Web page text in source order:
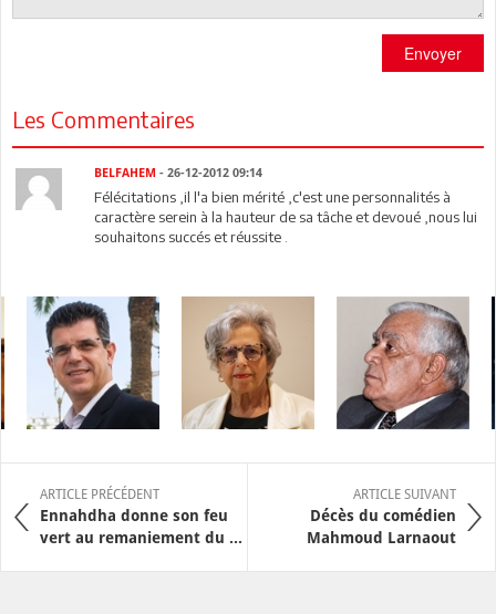
Envoyer
Les Commentaires
BELFAHEM - 26-12-2012 09:14
Félécitations ,il l'a bien mérité ,c'est une personnalités à
caractère serein à la hauteur de sa tâche et devoué ,nous lui
souhaitons succés et réussite .
ARTICLE PRÉCÉDENT
Ennahdha donne son feu
vert au remaniement du ...
ARTICLE SUIVANT
Décès du comédien
Mahmoud Larnaout